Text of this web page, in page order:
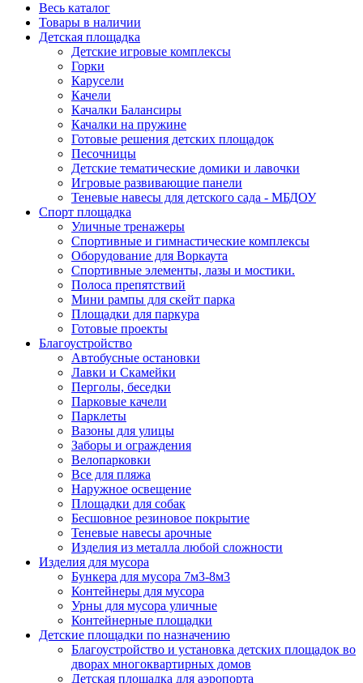
Весь каталог
Товары в наличии
Детская площадка
Детские игровые комплексы
Горки
Карусели
Качели
Качалки Балансиры
Качалки на пружине
Готовые решения детских площадок
Песочницы
Детские тематические домики и лавочки
Игровые развивающие панели
Теневые навесы для детского сада - МБДОУ
Спорт площадка
Уличные тренажеры
Спортивные и гимнастические комплексы
Оборудование для Воркаута
Спортивные элементы, лазы и мостики.
Полоса препятствий
Мини рампы для скейт парка
Площадки для паркура
Готовые проекты
Благоустройство
Автобусные остановки
Лавки и Скамейки
Перголы, беседки
Парковые качели
Парклеты
Вазоны для улицы
Заборы и ограждения
Велопарковки
Все для пляжа
Наружное освещение
Площадки для собак
Бесшовное резиновое покрытие
Теневые навесы арочные
Изделия из металла любой сложности
Изделия для мусора
Бункера для мусора 7м3-8м3
Контейнеры для мусора
Урны для мусора уличные
Контейнерные площадки
Детские площадки по назначению
Благоустройство и установка детских площадок во
дворах многоквартирных домов
Детская площадка для аэропорта